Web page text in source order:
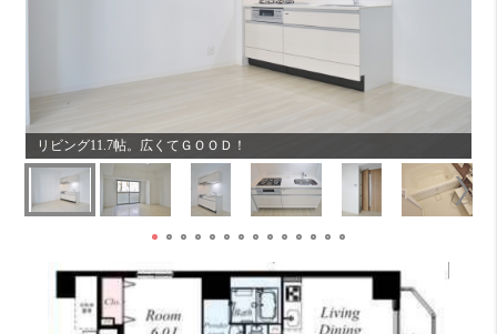
リビング11.7帖。広くてＧＯＯＤ！